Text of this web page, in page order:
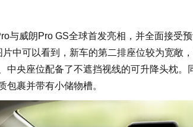
威朗Pro GS全球首发亮相，并全面接受预
中可以看到，新车的第二排座位较为宽敞
中央座位配备了不遮挡视线的可升降头枕。
裹并带有小储物槽。